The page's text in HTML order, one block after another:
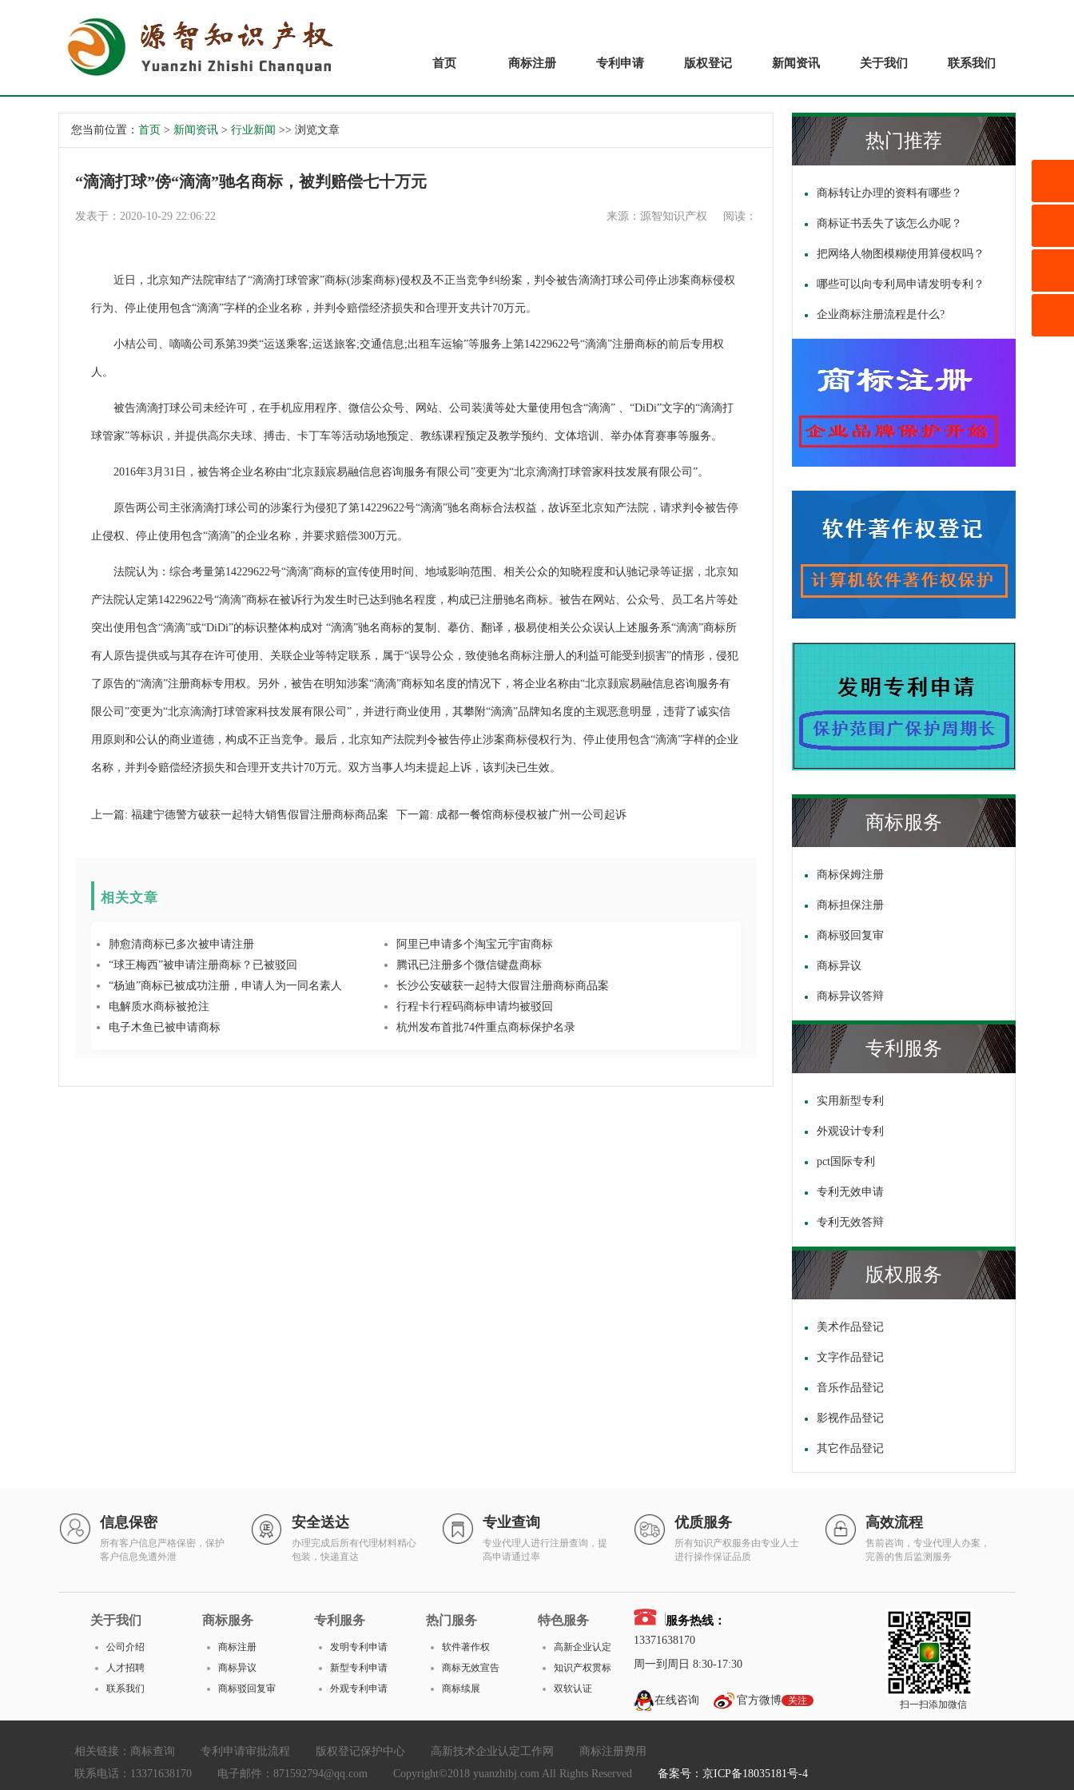
首页 商标注册 专利申请 版权登记 新闻资讯 关于我们 联系我们
您当前位置： 首页 > 新闻资讯 > 行业新闻 >> 浏览文章
“滴滴打球”傍“滴滴”驰名商标，被判赔偿七十万元
发表于：2020-10-29 22:06:22 阅读：
来源：源智知识产权
近日，北京知产法院审结了“滴滴打球管家”商标(涉案商标)侵权及不正当竞争纠纷案，判令被告滴滴打球公司停止涉案商标侵权
行为、停止使用包含“滴滴”字样的企业名称，并判令赔偿经济损失和合理开支共计70万元。
小桔公司、嘀嘀公司系第39类“运送乘客;运送旅客;交通信息;出租车运输”等服务上第14229622号“滴滴”注册商标的前后专用权
人。
被告滴滴打球公司未经许可，在手机应用程序、微信公众号、网站、公司装潢等处大量使用包含“滴滴” 、“DiDi”文字的“滴滴打
球管家”等标识，并提供高尔夫球、搏击、卡丁车等活动场地预定、教练课程预定及教学预约、文体培训、举办体育赛事等服务。
2016年3月31日，被告将企业名称由“北京颢宸易融信息咨询服务有限公司”变更为“北京滴滴打球管家科技发展有限公司”。
原告两公司主张滴滴打球公司的涉案行为侵犯了第14229622号“滴滴”驰名商标合法权益，故诉至北京知产法院，请求判令被告停
止侵权、停止使用包含“滴滴”的企业名称，并要求赔偿300万元。
法院认为：综合考量第14229622号“滴滴”商标的宣传使用时间、地域影响范围、相关公众的知晓程度和认驰记录等证据，北京知
产法院认定第14229622号“滴滴”商标在被诉行为发生时已达到驰名程度，构成已注册驰名商标。被告在网站、公众号、员工名片等处
突出使用包含“滴滴”或“DiDi”的标识整体构成对 “滴滴”驰名商标的复制、摹仿、翻译，极易使相关公众误认上述服务系“滴滴”商标所
有人原告提供或与其存在许可使用、关联企业等特定联系，属于“误导公众，致使驰名商标注册人的利益可能受到损害”的情形，侵犯
了原告的“滴滴”注册商标专用权。另外，被告在明知涉案“滴滴”商标知名度的情况下，将企业名称由“北京颢宸易融信息咨询服务有
限公司”变更为“北京滴滴打球管家科技发展有限公司”，并进行商业使用，其攀附“滴滴”品牌知名度的主观恶意明显，违背了诚实信
用原则和公认的商业道德，构成不正当竞争。最后，北京知产法院判令被告停止涉案商标侵权行为、停止使用包含“滴滴”字样的企业
名称，并判令赔偿经济损失和合理开支共计70万元。双方当事人均未提起上诉，该判决已生效。
上一篇: 福建宁德警方破获一起特大销售假冒注册商标商品案 下一篇: 成都一餐馆商标侵权被广州一公司起诉
相关文章
肺愈清商标已多次被申请注册
阿里已申请多个淘宝元宇宙商标
“球王梅西”被申请注册商标？已被驳回
腾讯已注册多个微信键盘商标
“杨迪”商标已被成功注册，申请人为一同名素人
长沙公安破获一起特大假冒注册商标商品案
电解质水商标被抢注
行程卡行程码商标申请均被驳回
电子木鱼已被申请商标
杭州发布首批74件重点商标保护名录
热门推荐
商标转让办理的资料有哪些？
商标证书丢失了该怎么办呢？
把网络人物图模糊使用算侵权吗？
哪些可以向专利局申请发明专利？
企业商标注册流程是什么?
商标服务
商标保姆注册
商标担保注册
商标驳回复审
商标异议
商标异议答辩
专利服务
实用新型专利
外观设计专利
pct国际专利
专利无效申请
专利无效答辩
版权服务
美术作品登记
文字作品登记
音乐作品登记
影视作品登记
其它作品登记
信息保密
所有客户信息严格保密，保护
客户信息免遭外泄
安全送达
办理完成后所有代理材料精心
包装，快递直达
专业查询
专业代理人进行注册查询，提
高申请通过率
优质服务
所有知识产权服务由专业人士
进行操作保证品质
高效流程
售前咨询，专业代理人办案，
完善的售后监测服务
关于我们
公司介绍
人才招聘
联系我们
商标服务
商标注册
商标异议
商标驳回复审
专利服务
发明专利申请
新型专利申请
外观专利申请
热门服务
软件著作权
商标无效宣告
商标续展
特色服务
高新企业认定
知识产权贯标
双软认证
服务热线：
13371638170
周一到周日 8:30-17:30
在线咨询 官方微博 关注 扫一扫添加微信
相关链接： 商标查询 专利申请审批流程 版权登记保护中心 高新技术企业认定工作网
商标注册费用
联系电话：13371638170 电子邮件：871592794@qq.com Copyright©2018 yuanzhibj.com All Rights Reserved 备案号：京ICP备18035181号-4